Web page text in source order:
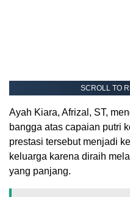
SCROLL TO
Ayah Kiara, Afrizal, ST,
bangga atas capaian putri
prestasi tersebut menjadi
keluarga karena diraih
yang panjang.